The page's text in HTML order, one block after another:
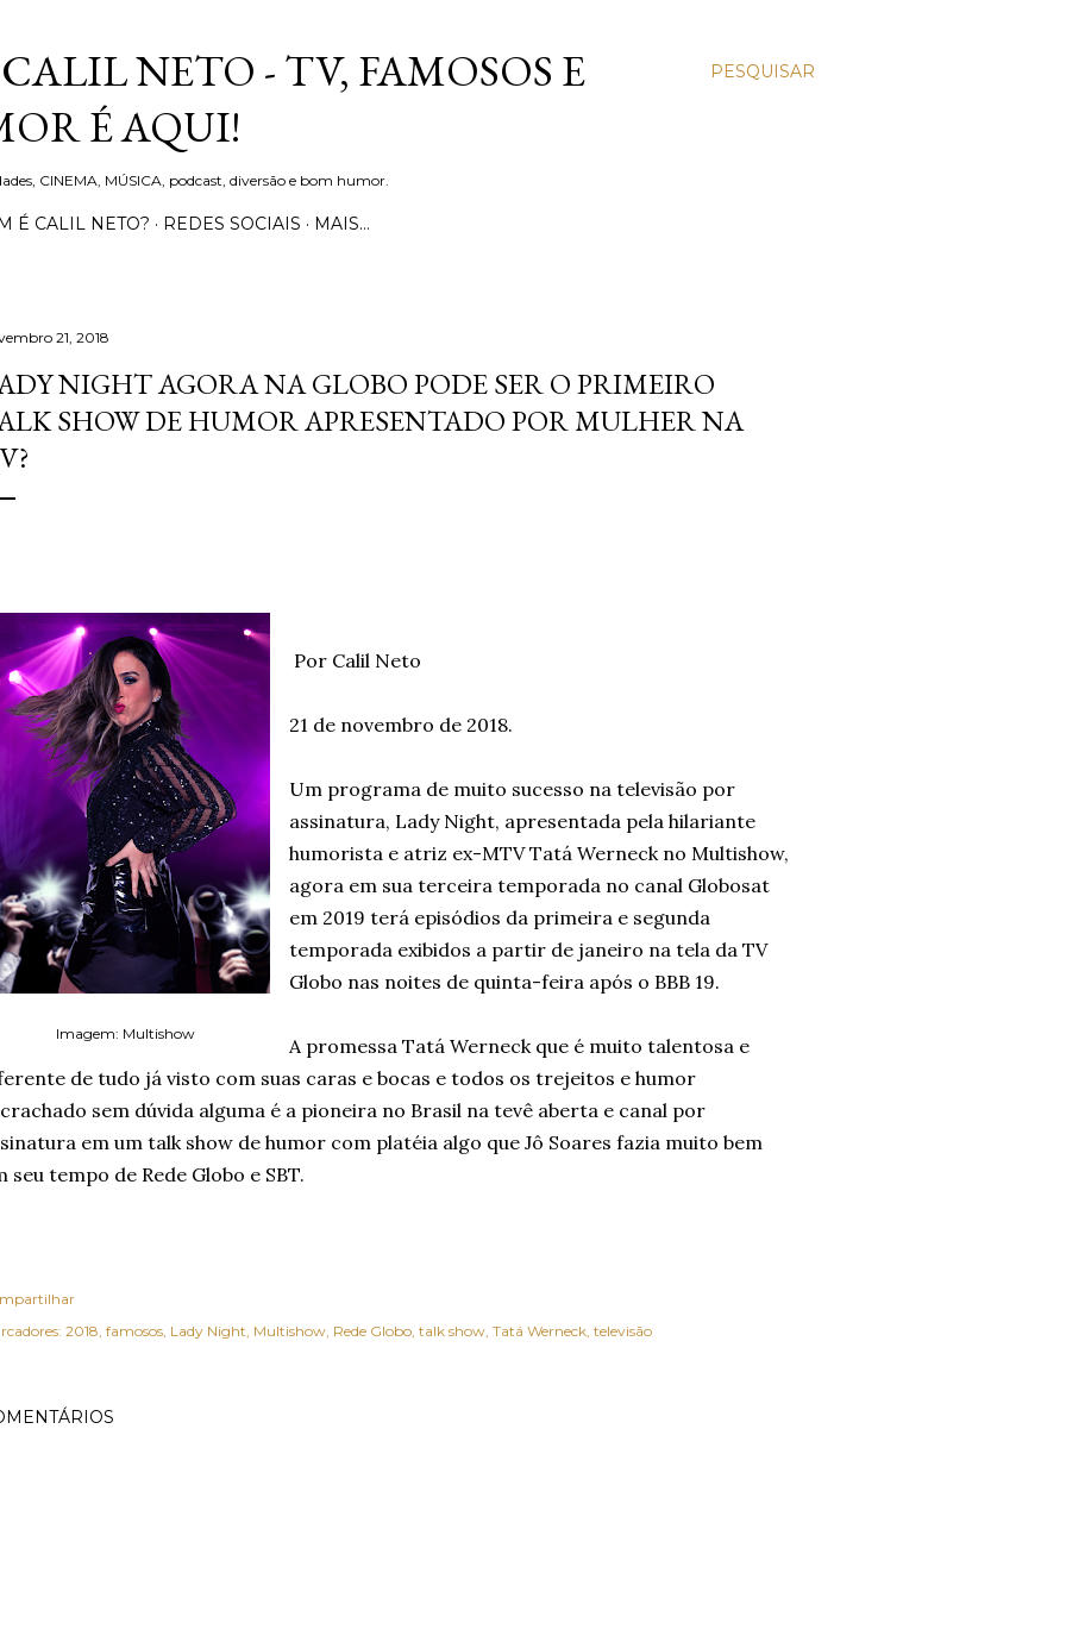
PESQUISAR
NETO - TV, FAMOSOS E
É AQUI!
CINEMA, MÚSICA, podcast, diversão e bom humor.
É CALIL NETO? REDES SOCIAIS MAIS…
21, 2018
NIGHT AGORA NA GLOBO PODE SER O PRIMEIRO
SHOW DE HUMOR APRESENTADO POR MULHER NA
Imagem: Multishow
Por Calil Neto
21 de novembro de 2018.
Um programa de muito sucesso na televisão por
assinatura, Lady Night, apresentada pela hilariante
humorista e atriz ex-MTV Tatá Werneck no Multishow,
agora em sua terceira temporada no canal Globosat
em 2019 terá episódios da primeira e segunda
temporada exibidos a partir de janeiro na tela da TV
Globo nas noites de quinta-feira após o BBB 19.
A promessa Tatá Werneck que é muito talentosa e
de tudo já visto com suas caras e bocas e todos os trejeitos e humor
sem dúvida alguma é a pioneira no Brasil na tevê aberta e canal por
em um talk show de humor com platéia algo que Jô Soares fazia muito bem
seu tempo de Rede Globo e SBT.
2018 famosos Lady Night Multishow Rede Globo talk show Tatá Werneck televisão